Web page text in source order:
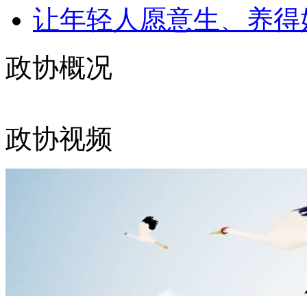
让年轻人愿意生、养
政协概况
政协视频